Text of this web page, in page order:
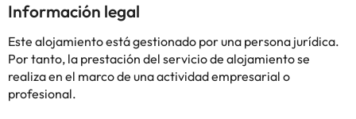
Construido en 2009 cuenta con 35 habitaciones y Restaurante de
dos ambientes, terraza en primera línea de playa, servicios
propios del hotel y una gran variedad de deportes de Turismo
Activo para satisfacer cualquier necesidad de sus huéspedes
tanto de tranquilidad y relajación como de actividades de todo
tipo.
Información legal
Este alojamiento está gestionado por una persona jurídica.
Por tanto, la prestación del servicio de alojamiento se
realiza en el marco de una actividad empresarial o
profesional.